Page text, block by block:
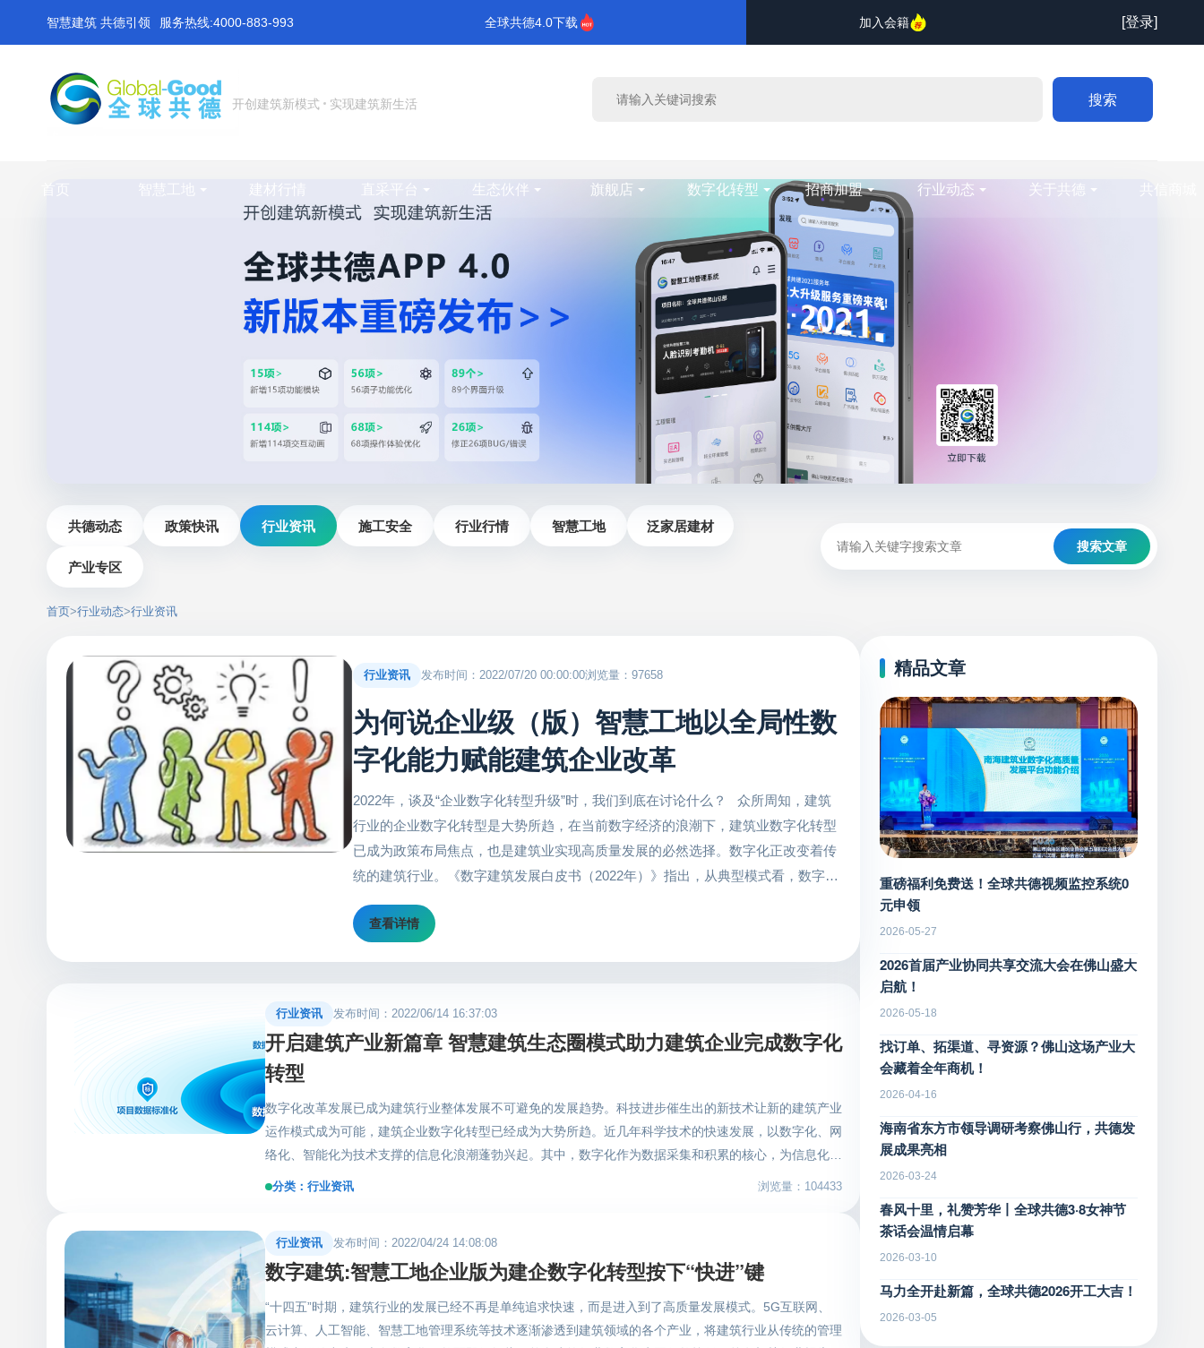
智慧建筑 共德引领 服务热线:4000-883-993 全球共德4.0下载 加入会籍 [登录]
开创建筑新模式 实现建筑新生活 搜索
首页 智慧工地 建材行情 直采平台 生态伙伴 旗舰店 数字化转型 招商加盟 行业动态 关于共德 共信商城
共德动态 政策快讯 行业资讯 施工安全 行业行情 智慧工地 泛家居建材
产业专区
搜索文章
首页>行业动态>行业资讯
行业资讯 发布时间：2022/07/20 00:00:00浏览量：97658
为何说企业级（版）智慧工地以全局性数
字化能力赋能建筑企业改革
2022年，谈及“企业数字化转型升级”时，我们到底在讨论什么？ 众所周知，建筑
行业的企业数字化转型是大势所趋，在当前数字经济的浪潮下，建筑业数字化转型
已成为政策布局焦点，也是建筑业实现高质量发展的必然选择。数字化正改变着传
统的建筑行业。《数字建筑发展白皮书（2022年）》指出，从典型模式看，数字建
期集成化管理、全要素智能化升级三大典型模式，全面赋能新型建筑工业化发展。
工地管理系统企业版在2022年迎来全新突破，独特的“1+3+6+N”管理模式以全局性
智慧工地解决方案，全面打通信息壁垒，助力建筑产业链全要素集成管理。 （图
片来自全球共德官方） 智慧工地企业版通过打造统一的指挥中心，联动手机app和
TV版，为管理人员远程指挥和监管提供多重平台体验。数据实时传输并可视化，不
高新技术企业的认定后，近日，全球共德也获得了佛山市专精特新企业的认定。这
不单是对全球共德实力的认可，更是一种鞭策，推动企业持续前进，为建筑行业带
来更多的可能性。 （图片来自全球共德官方） 企业数字化转型改革已经成为传统
行业的必由之路，在未来，全球共德将在实现业务降本增效的基础上，进一步激活
查看详情
行业资讯 发布时间：2022/06/14 16:37:03
开启建筑产业新篇章 智慧建筑生态圈模式助力建筑企业完成数字化
转型
数字化改革发展已成为建筑行业整体发展不可避免的发展趋势。科技进步催生出的新技术让新的建筑产业
运作模式成为可能，建筑企业数字化转型已经成为大势所趋。近几年科学技术的快速发展，以数字化、网
络化、智能化为技术支撑的信息化浪潮蓬勃兴起。其中，数字化作为数据采集和积累的核心，为信息化的
发展奠定基础，推动建筑业迈向高效、快速、高质量发展的道路。BIM技术、智慧工地、建筑工业化逐渐
理，从建造、采购、运营到管理不同阶段的业务场景，打造统一的技术平台与架构，形成智慧建筑生态
圈，是建筑企业实现数字化的必由之路。 （图片来自网络） 全球共德智慧建筑生态圈通过智慧工地管理
实现各场景的互联互通，数据共享。全球共德全面推进智慧工地管理系统与生产数字化的建设与应用，实
现施工现场人员、设备、环境、物料等全方位安全管理，不断深化和岗位管理，减少用人成本，保障施工
分类：行业资讯 浏览量：104433
行业资讯 发布时间：2022/04/24 14:08:08
数字建筑:智慧工地企业版为建企数字化转型按下“快进”键
“十四五”时期，建筑行业的发展已经不再是单纯追求快速，而是进入到了高质量发展模式。5G互联网、
云计算、人工智能、智慧工地管理系统等技术逐渐渗透到建筑领域的各个产业，将建筑行业从传统的管理
精品文章
重磅福利免费送！全球共德视频监控系统0
元申领
2026-05-27
2026首届产业协同共享交流大会在佛山盛大
启航！
2026-05-18
找订单、拓渠道、寻资源？佛山这场产业大
会藏着全年商机！
2026-04-16
海南省东方市领导调研考察佛山行，共德发
展成果亮相
2026-03-24
春风十里，礼赞芳华丨全球共德3·8女神节
茶话会温情启幕
2026-03-10
马力全开赴新篇，全球共德2026开工大吉！
2026-03-05